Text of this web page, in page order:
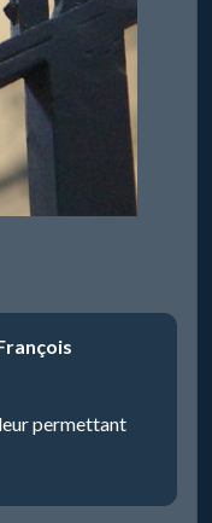
leur permettant